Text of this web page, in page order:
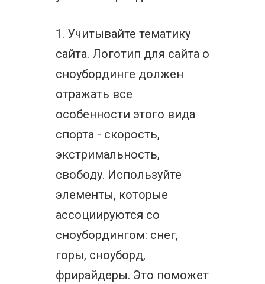
1. Учитывайте тематику
сайта. Логотип для сайта о
сноубординге должен
отражать все
особенности этого вида
спорта - скорость,
экстримальность,
свободу. Используйте
элементы, которые
ассоциируются со
сноубордингом: снег,
горы, сноуборд,
фрирайдеры. Это поможет